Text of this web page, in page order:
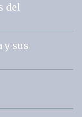
del
y sus